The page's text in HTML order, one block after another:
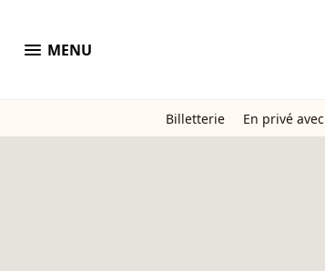
menu MENU
Billetterie En privé avec